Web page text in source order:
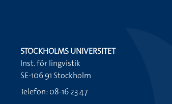
STOCKHOLMS UNIVERSITET
Inst. för lingvistik
SE-106 91 Stockholm
Telefon: 08-16 23 47